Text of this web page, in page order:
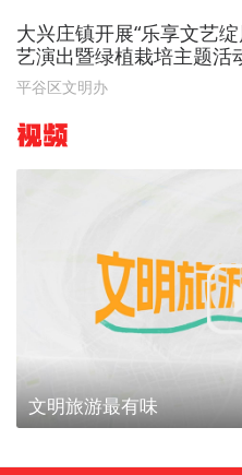
大兴庄镇开展“乐享文艺
艺演出暨绿植栽培主题活
平谷区文明办
视频
文明旅游最有味